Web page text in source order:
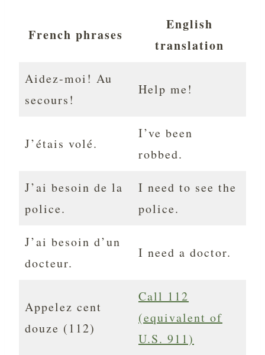
French phrases
English
translation
Aidez-moi! Au
secours!
Help me!
J’étais volé.
I’ve been
robbed.
J’ai besoin de la
police.
I need to see the
police.
J’ai besoin d’un
docteur.
I need a doctor.
Appelez cent
douze (112)
Call 112
(equivalent of
U.S. 911)